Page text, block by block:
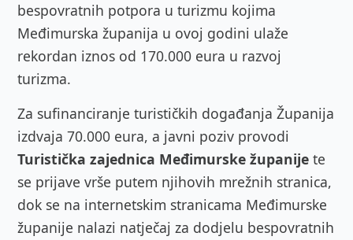
bespovratnih potpora u turizmu kojima
Međimurska županija u ovoj godini ulaže
rekordan iznos od 170.000 eura u razvoj
turizma.
Za sufinanciranje turističkih događanja Županija
izdvaja 70.000 eura, a javni poziv provodi
Turistička zajednica Međimurske županije te
se prijave vrše putem njihovih mrežnih stranica,
dok se na internetskim stranicama Međimurske
županije nalazi natječaj za dodjelu bespovratnih